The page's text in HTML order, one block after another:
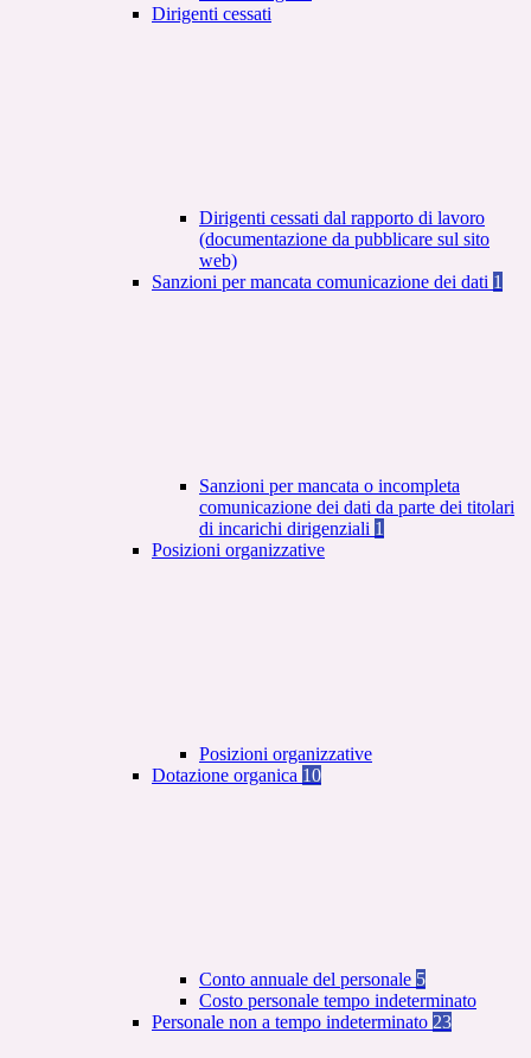
Dirigenti cessati
Dirigenti cessati dal rapporto di lavoro
(documentazione da pubblicare sul sito
web)
Sanzioni per mancata comunicazione dei dati 1
Sanzioni per mancata o incompleta
comunicazione dei dati da parte dei titolari
di incarichi dirigenziali 1
Posizioni organizzative
Posizioni organizzative
Dotazione organica 10
Conto annuale del personale 5
Costo personale tempo indeterminato
Personale non a tempo indeterminato 23